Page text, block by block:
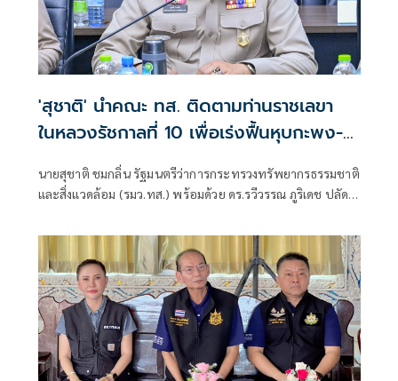
'สุชาติ' นำคณะ ทส. ติดตามท่านราชเลขา
ในหลวงรัชกาลที่ 10 เพื่อเร่งฟื้นหุบกะพง-
ห้วยทรายใต้ แก้น้ำแล้ง-เพิ่มพื้นที่สีเขียว ยก
ระดับคุณภาพชีวิตประชาชน
นายสุชาติ ชมกลิ่น รัฐมนตรีว่าการกระทรวงทรัพยากรธรรมชาติ
และสิ่งแวดล้อม (รมว.ทส.) พร้อมด้วย ดร.รวีวรรณ ภูริเดช ปลัด
บริหาร ลงพื้นที่จังหวัดเพชรบุรี เพื่อติดตามความก้าวหน้า
โครงการตามข้อสั่งการของราชเลขานุการในพระองค์ แผนงาน
โครงการเพิ่มประสิทธิภาพการเก็บกับน้ำในพื้นที่โครงการจัด
พัฒนาที่ดินตามพระราชประสงค์หุบกะพง และศูนย์ศึกษาการ
พัฒนาห้วยทรายอันเนื่องมาจากพระราชดำริ อำเภอชะอำ
จังหวัดเพชรบุรี